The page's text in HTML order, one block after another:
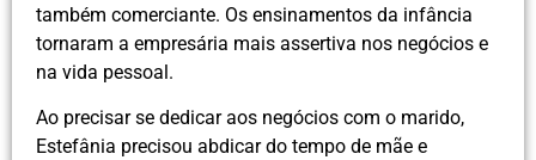
também comerciante. Os ensinamentos da infância
tornaram a empresária mais assertiva nos negócios e
na vida pessoal.
Ao precisar se dedicar aos negócios com o marido,
Estefânia precisou abdicar do tempo de mãe e